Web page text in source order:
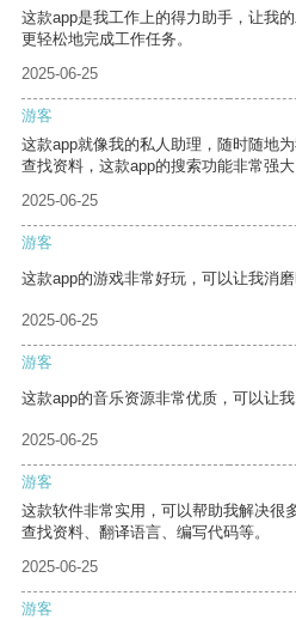
这款app是我工作上的得力助手，让我
更轻松地完成工作任务。
2025-06-25
游客
这款app就像我的私人助理，随时随地
查找资料，这款app的搜索功能非常强
2025-06-25
游客
这款app的游戏非常好玩，可以让我消磨
2025-06-25
游客
这款app的音乐资源非常优质，可以让我
2025-06-25
游客
这款软件非常实用，可以帮助我解决很
查找资料、翻译语言、编写代码等。
2025-06-25
游客